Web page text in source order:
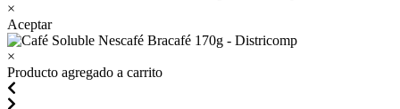
×
Aceptar
×
Producto agregado a carrito